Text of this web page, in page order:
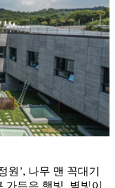
원’, 나무 맨 꼭대기
가든은 햇빛, 별빛이